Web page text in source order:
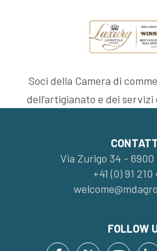
Soci della Camera di
dell’artigianato e dei
Via Zurigo 34 - 6900
+41 (0) 91 210
FOLLOW